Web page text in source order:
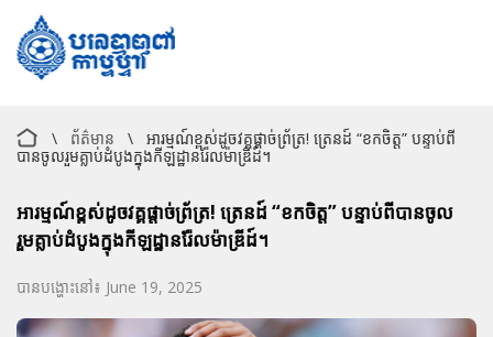
\ ព័ត៌មាន \
អារម្មណ៍ខ្ពស់ដូចវគ្គផ្តាច់ព្រ័ត្រ! ត្រេនដ៍​ “ខកចិត្ត” បន្ទាប់ពី
បានចូលរួមគ្លាប់ដំបូងក្នុងកីឡដ្ឋានរ៉ែលម៉ាឌ្រីដ៍។
អារម្មណ៍ខ្ពស់ដូចវគ្គផ្តាច់ព្រ័ត្រ! ត្រេនដ៍​ “ខកចិត្ត” បន្ទាប់ពីបានចូល
រួមគ្លាប់ដំបូងក្នុងកីឡដ្ឋានរ៉ែលម៉ាឌ្រីដ៍។
បានបង្ហោះនៅ៖ June 19, 2025